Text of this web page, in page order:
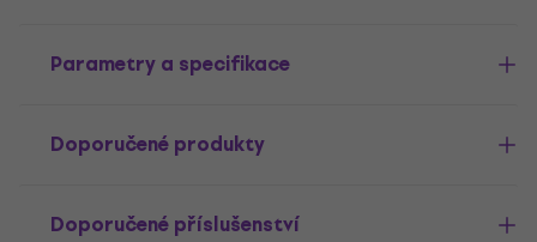
Parametry a specifikace
Doporučené produkty
Doporučené příslušenství